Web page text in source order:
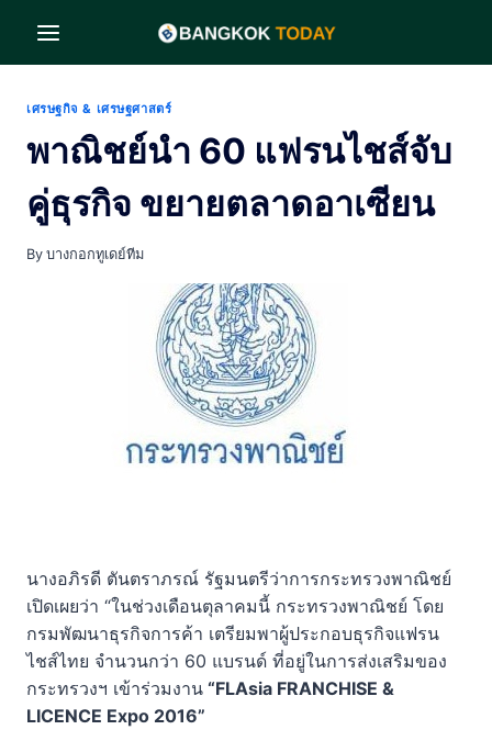
content
เศรษฐกิจ & เศรษฐศาสตร์
พาณิชย์นำ 60 แฟรนไชส์จับ
คู่ธุรกิจ ขยายตลาดอาเซียน
By บางกอกทูเดย์ทีม
นางอภิรดี ตันตราภรณ์ รัฐมนตรีว่าการกระทรวงพาณิชย์
เปิดเผยว่า “ในช่วงเดือนตุลาคมนี้ กระทรวงพาณิชย์ โดย
กรมพัฒนาธุรกิจการค้า เตรียมพาผู้ประกอบธุรกิจแฟรน
ไชส์ไทย จำนวนกว่า 60 แบรนด์ ที่อยู่ในการส่งเสริมของ
กระทรวงฯ เข้าร่วมงาน “FLAsia FRANCHISE &
LICENCE Expo 2016”